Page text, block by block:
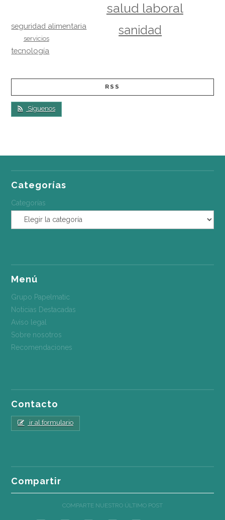
salud laboral
sanidad
seguridad alimentaria
servicios
tecnología
RSS
Síguenos
Categorías
Categorías
Menú
Grupo Papelmatic
Noticias Destacadas
Aviso legal
Sobre nosotros
Recomendaciones
Contacto
ir al formulario
Compartir
COMPARTE NUESTRO ÚLTIMO POST